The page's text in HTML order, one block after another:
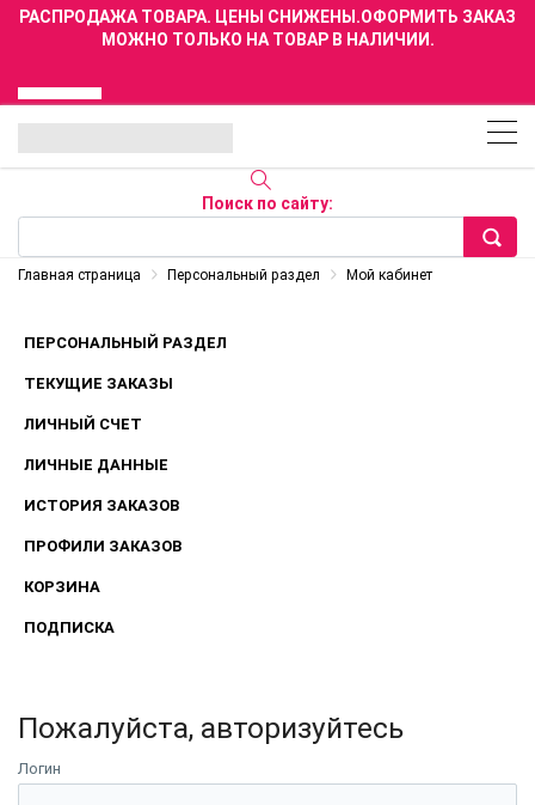
РАСПРОДАЖА ТОВАРА. ЦЕНЫ СНИЖЕНЫ.ОФОРМИТЬ ЗАКАЗ
МОЖНО ТОЛЬКО НА ТОВАР В НАЛИЧИИ.
Поиск по сайту:
Главная страница Персональный раздел Мой кабинет
ПЕРСОНАЛЬНЫЙ РАЗДЕЛ
ТЕКУЩИЕ ЗАКАЗЫ
ЛИЧНЫЙ СЧЕТ
ЛИЧНЫЕ ДАННЫЕ
ИСТОРИЯ ЗАКАЗОВ
ПРОФИЛИ ЗАКАЗОВ
КОРЗИНА
ПОДПИСКА
Пожалуйста, авторизуйтесь
Логин